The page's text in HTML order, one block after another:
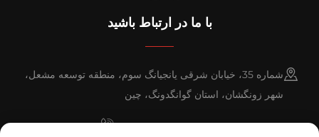
با ما در ارتباط باشید
شماره 35، خیابان شرقی یانجیانگ سوم، منطقه توسعه مشعل،
شهر زونگشان، استان گوانگدونگ، چین
+86-076023631800